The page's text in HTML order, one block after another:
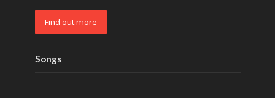
Find out more
Songs